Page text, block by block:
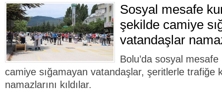
Sosyal mesafe
şekilde camiye
vatandaşlar
Bolu’da sosyal
camiye sığamayan vatandaşlar, şeritlerle trafiğe
namazlarını kıldılar.